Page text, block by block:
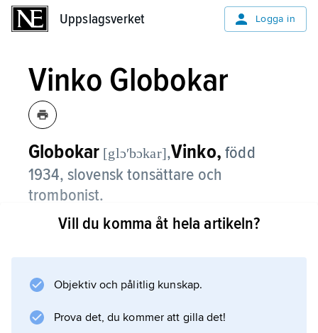
Uppslagsverket Logga in
Vinko Globokar
Globokar [glɔʹbɔkar],Vinko, född
1934, slovensk tonsättare och
trombonist.
Efter studier vid konservatorierna i Ljubljana
lockat tonsättare som Berio och Stockhausen
kompositioner, t.ex.
Vill du komma åt hela artikeln?
Objektiv och pålitlig kunskap.
Prova det, du kommer att gilla det!